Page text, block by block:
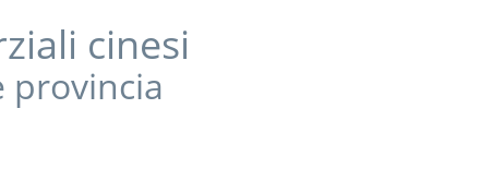
cinesi
provincia